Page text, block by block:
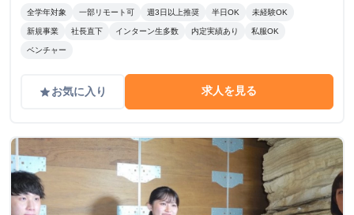
ンバーも多く在籍しています。 昇格等もございますので、
全学年対象 一部リモート可 週3日以上推奨 半日OK 未経験OK
新規事業 社長直下 インターン生多数 内定実績あり 私服OK
ベンチャー
gradeお気に入り 求人を見る